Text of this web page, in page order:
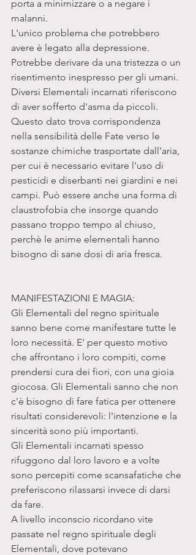
porta a minimizzare o a negare i
malanni.
L'unico problema che potrebbero
avere è legato alla depressione.
Potrebbe derivare da una tristezza o un
risentimento inespresso per gli umani.
Diversi Elementali incarnati riferiscono
di aver sofferto d'asma da piccoli.
Questo dato trova corrispondenza
nella sensibilità delle Fate verso le
sostanze chimiche trasportate dall'aria,
per cui è necessario evitare l'uso di
pesticidi e diserbanti nei giardini e nei
campi. Può essere anche una forma di
claustrofobia che insorge quando
passano troppo tempo al chiuso,
perchè le anime elementali hanno
bisogno di sane dosi di aria fresca.
MANIFESTAZIONI E MAGIA:
Gli Elementali del regno spirituale
sanno bene come manifestare tutte le
loro necessità. E' per questo motivo
che affrontano i loro compiti, come
prendersi cura dei fiori, con una gioia
giocosa. Gli Elementali sanno che non
c'è bisogno di fare fatica per ottenere
risultati considerevoli: l'intenzione e la
sincerità sono più importanti.
Gli Elementali incarnati spesso
rifuggono dal loro lavoro e a volte
sono percepiti come scansafatiche che
preferiscono rilassarsi invece di darsi
da fare.
A livello inconscio ricordano vite
passate nel regno spirituale degli
Elementali, dove potevano